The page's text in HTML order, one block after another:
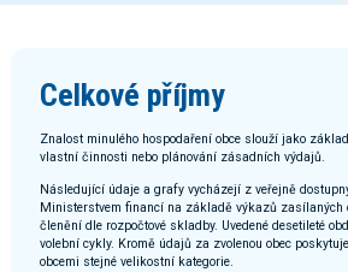
Celkové příjmy
Znalost minulého hospodaření obce slouží jako
vlastní činnosti nebo plánování zásadních výdajů.
Následující údaje a grafy vycházejí z veřejně
Ministerstvem financí na základě výkazů zasílaných
členění dle rozpočtové skladby. Uvedené desetileté
volební cykly. Kromě údajů za zvolenou obec
obcemi stejné velikostní kategorie.